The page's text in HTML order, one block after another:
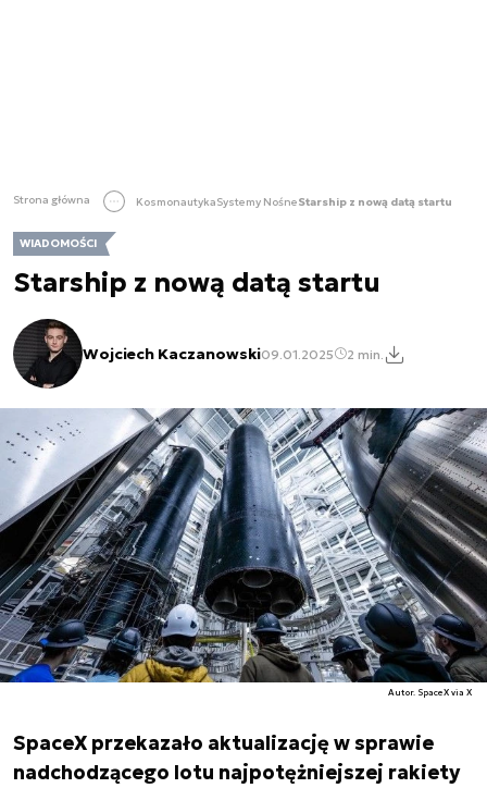
Strona główna KosmonautykaSystemy NośneStarship z nową datą startu
WIADOMOŚCI
Starship z nową datą startu
Wojciech Kaczanowski09.01.2025 2 min.
Autor. SpaceX via X
SpaceX przekazało aktualizację w sprawie
nadchodzącego lotu najpotężniejszej rakiety